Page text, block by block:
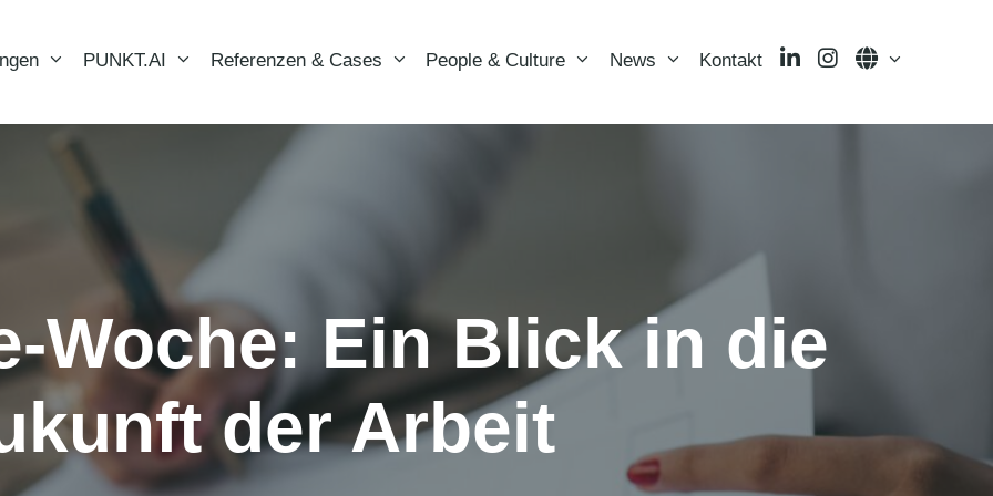
PUNKT.AI Referenzen & Cases People & Culture News Kontakt LinkedInInstagramLanguage
Woche: Ein Blick in die
der Arbeit